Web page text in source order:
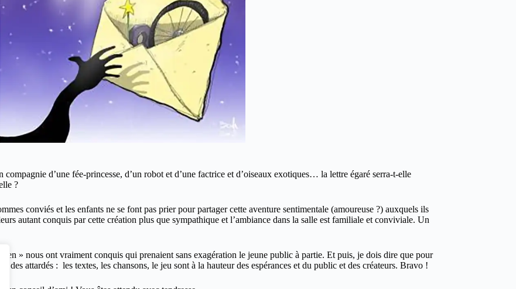
d’une fée-princesse, d’un robot et d’une factrice et d’oiseaux exotiques… la lettre égaré serra-t-elle
?
conviés et les enfants ne se font pas prier pour partager cette aventure sentimentale (amoureuse ?) auxquels ils
autant conquis par cette création plus que sympathique et l’ambiance dans la salle est familiale et conviviale. Un
» nous ont vraiment conquis qui prenaient sans exagération le jeune public à partie. Et puis, je dois dire que pour
des attardés : les textes, les chansons, le jeu sont à la hauteur des espérances et du public et des créateurs. Bravo !